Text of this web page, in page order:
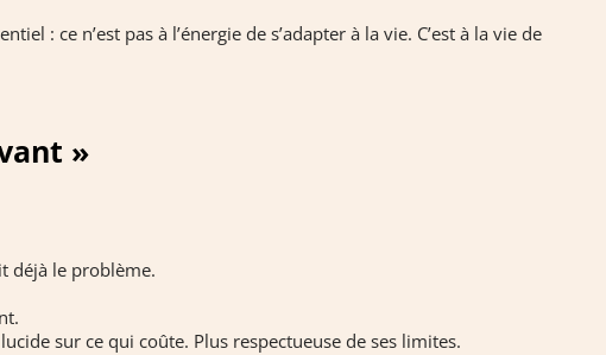
: ce n’est pas à l’énergie de s’adapter à la vie. C’est à la vie de
»
déjà le problème.
sur ce qui coûte. Plus respectueuse de ses limites.